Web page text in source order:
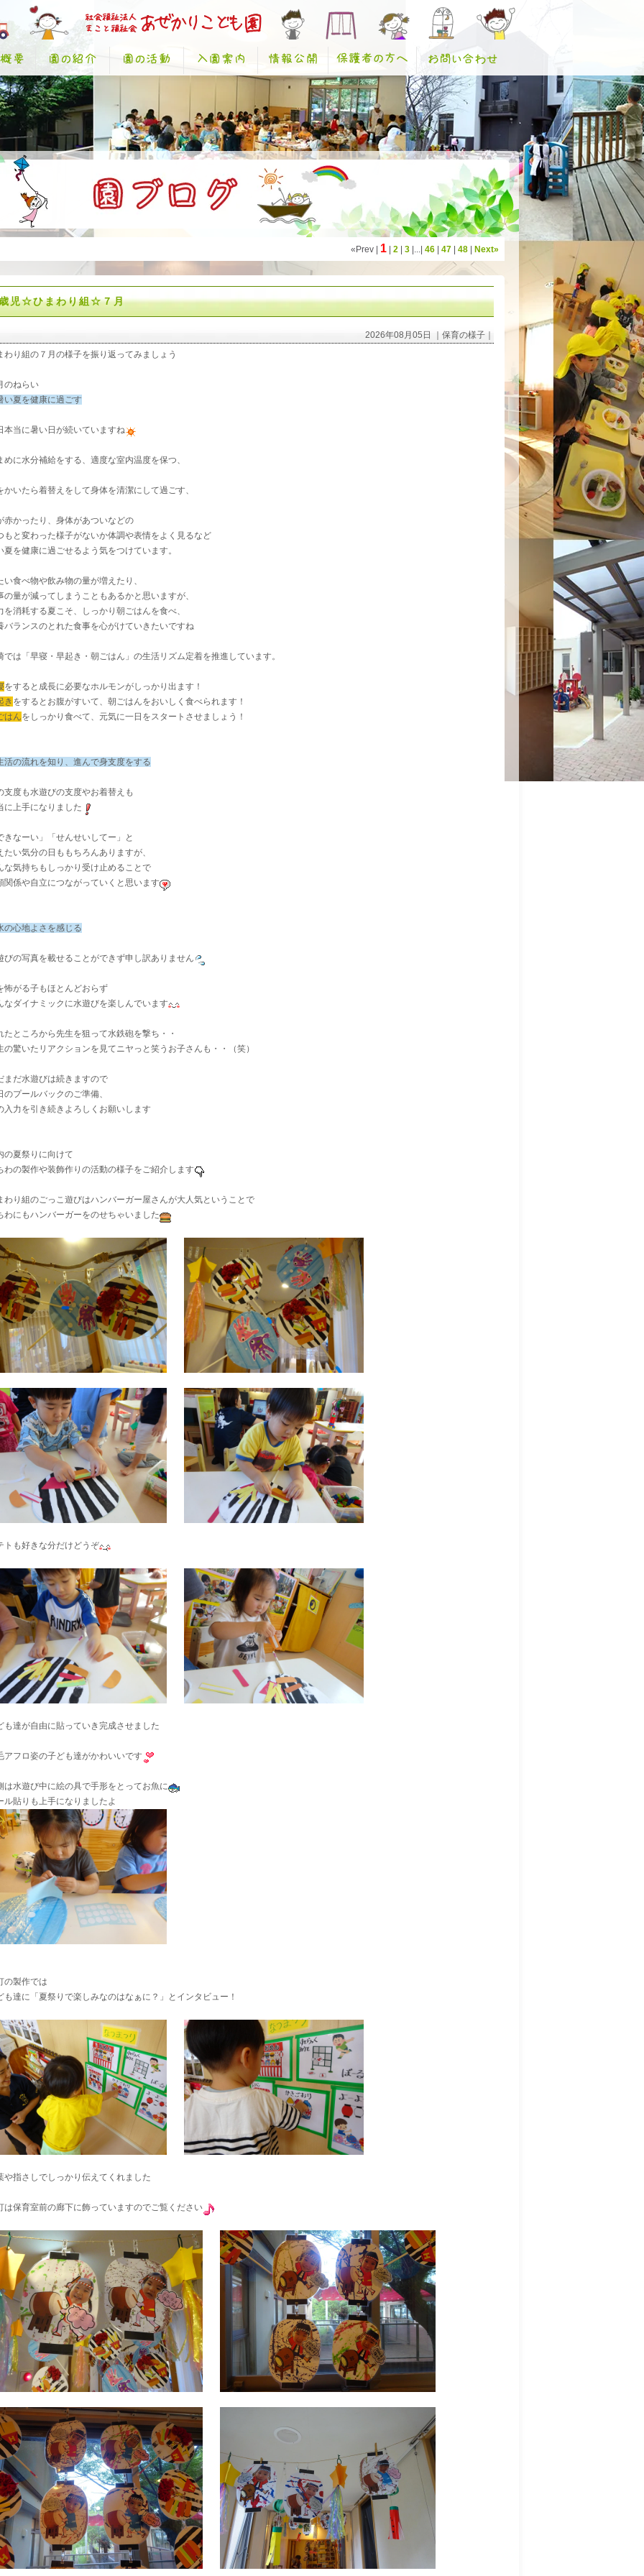
«Prev | 1 2 3 |...| 46 47 48 Next»
児☆ひまわり組☆７月
2026年08月05日 ｜保育の様子｜
わり組の７月の様子を振り返ってみましょう
のねらい
夏を健康に過ごす
本当に暑い日が続いていますね
めに水分補給をする、適度な室内温度を保つ、
かいたら着替えをして身体を清潔にして過ごす、
赤かったり、身体があついなどの
もと変わった様子がないか体調や表情をよく見るなど
夏を健康に過ごせるよう気をつけています。
い食べ物や飲み物の量が増えたり、
の量が減ってしまうこともあるかと思いますが、
を消耗する夏こそ、しっかり朝ごはんを食べ、
バランスのとれた食事を心がけていきたいですね
では「早寝・早起き・朝ごはん」の生活リズム定着を推進しています。
をすると成長に必要なホルモンがしっかり出ます！
き をするとお腹がすいて、朝ごはんをおいしく食べられます！
はんをしっかり食べて、元気に一日をスタートさせましょう！
の流れを知り、進んで身支度をする
支度も水遊びの支度やお着替えも
に上手になりました
きなーい」「せんせいしてー」と
たい気分の日ももちろんありますが、
な気持ちもしっかり受け止めることで
関係や自立につながっていくと思います
心地よさを感じる
びの写真を載せることができず申し訳ありません
怖がる子もほとんどおらず
なダイナミックに水遊びを楽しんでいます
たところから先生を狙って水鉄砲を撃ち・・
の驚いたリアクションを見てニヤっと笑うお子さんも・・（笑）
まだ水遊びは続きますので
のプールバックのご準備、
入力を引き続きよろしくお願いします
の夏祭りに向けて
わの製作や装飾作りの活動の様子をご紹介します
わり組のごっこ遊びはハンバーガー屋さんが大人気ということで
わにもハンバーガーをのせちゃいました
トも好きな分だけどうぞ
も達が自由に貼っていき完成させました
アフロ姿の子ども達がかわいいです
は水遊び中に絵の具で手形をとってお魚に
ル貼りも上手になりましたよ
の製作では
も達に「夏祭りで楽しみなのはなぁに？」とインタビュー！
や指さしでしっかり伝えてくれました
は保育室前の廊下に飾っていますのでご覧ください